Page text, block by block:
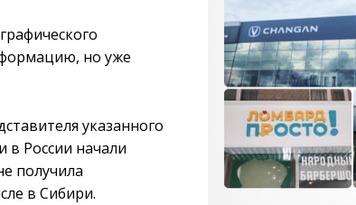
но уже
указанного
в России начали
получила
в Сибири.